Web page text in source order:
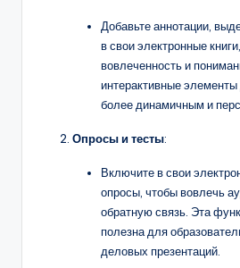
Добавьте аннотации,
в свои электронные
вовлеченность и
интерактивные
более динамичным и
Опросы и тесты:
Включите в свои
опросы, чтобы вовлечь
обратную связь. Эта
полезна для
деловых презентаций.